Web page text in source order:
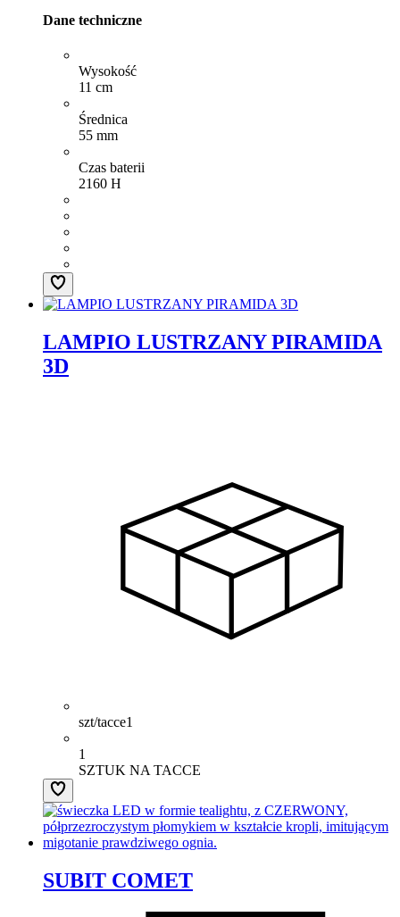
Dane techniczne
Wysokość
11 cm
Średnica
55 mm
Czas baterii
2160 H
LAMPIO LUSTRZANY PIRAMIDA
3D
szt/tacce1
1
SZTUK NA TACCE
SUBIT COMET